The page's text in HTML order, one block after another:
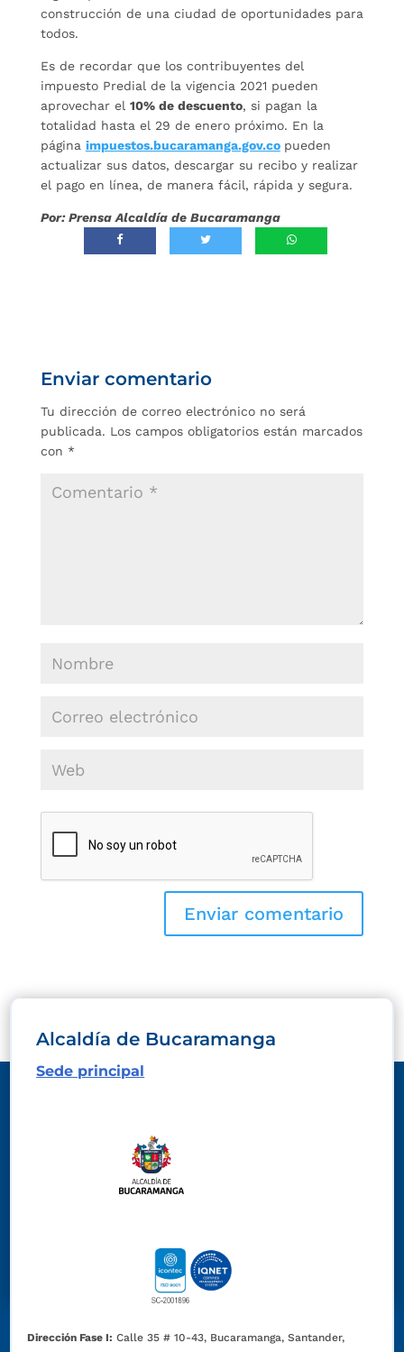
construcción de una ciudad de oportunidades para
todos.
Es de recordar que los contribuyentes del
impuesto Predial de la vigencia 2021 pueden
aprovechar el 10% de descuento, si pagan la
totalidad hasta el 29 de enero próximo. En la
página impuestos.bucaramanga.gov.co pueden
actualizar sus datos, descargar su recibo y realizar
el pago en línea, de manera fácil, rápida y segura.
Por: Prensa Alcaldía de Bucaramanga
Enviar comentario
Tu dirección de correo electrónico no será
publicada. Los campos obligatorios están marcados
con *
Alcaldía de Bucaramanga
Sede principal
Dirección Fase I: Calle 35 # 10-43, Bucaramanga, Santander,